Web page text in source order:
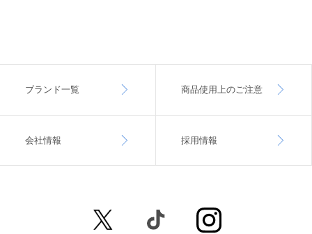
ブランド一覧 商品使用上のご注意
会社情報 採用情報